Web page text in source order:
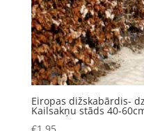
Eiropas dižskabārdis-
Kailsakņu stāds 40-